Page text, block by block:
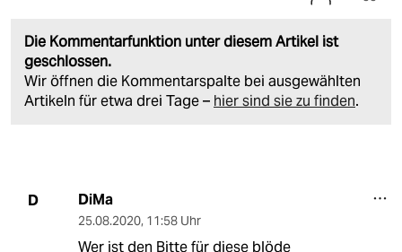
Die Kommentarfunktion unter diesem Artikel ist
geschlossen.
Wir öffnen die Kommentarspalte bei ausgewählten
Artikeln für etwa drei Tage – hier sind sie zu finden.
D DiMa
25.08.2020, 11:58 Uhr
Wer ist den Bitte für diese blöde